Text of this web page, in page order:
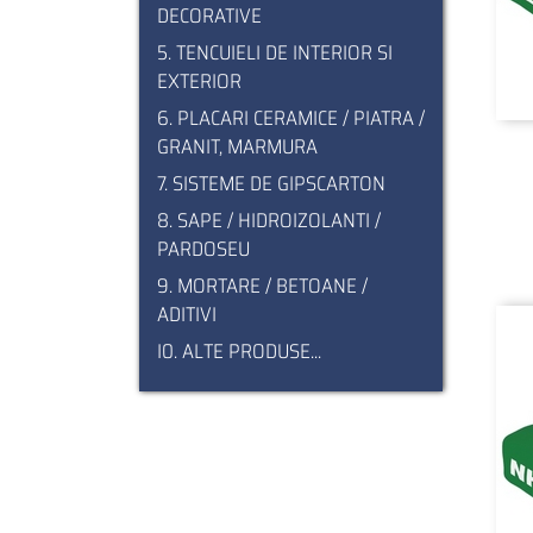
DECORATIVE
5. TENCUIELI DE INTERIOR SI
EXTERIOR
6. PLACARI CERAMICE / PIATRA /
GRANIT, MARMURA
7. SISTEME DE GIPSCARTON
8. SAPE / HIDROIZOLANTI /
PARDOSEU
9. MORTARE / BETOANE /
ADITIVI
I0. ALTE PRODUSE...